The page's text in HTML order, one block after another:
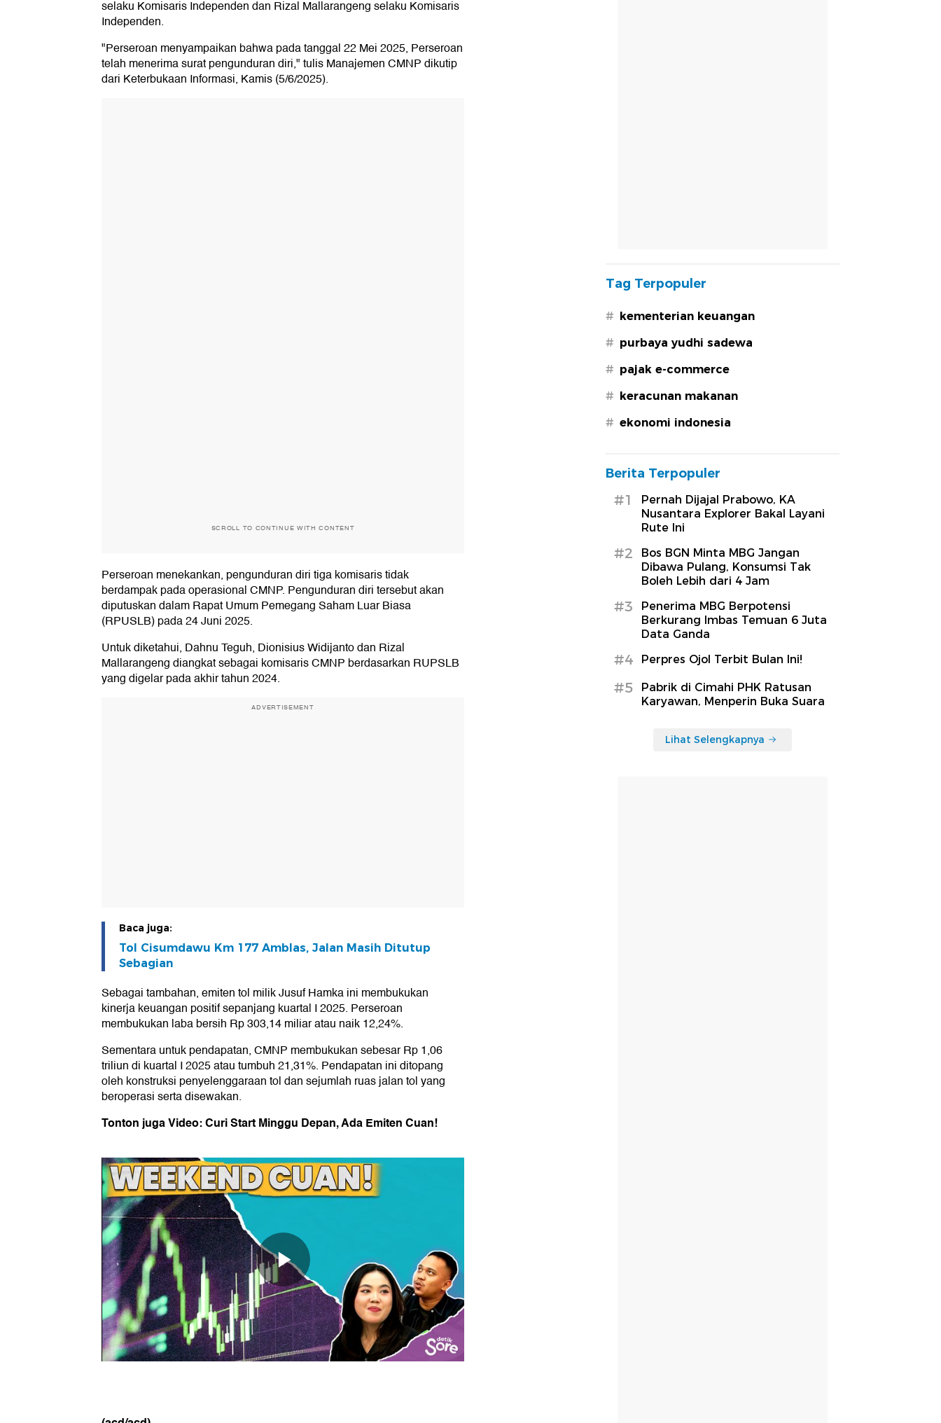
selaku Komisaris Independen dan Rizal Mallarangeng selaku Komisaris
Independen.
"Perseroan menyampaikan bahwa pada tanggal 22 Mei 2025, Perseroan
telah menerima surat pengunduran diri," tulis Manajemen CMNP dikutip
dari Keterbukaan Informasi, Kamis (5/6/2025).
SCROLL TO CONTINUE WITH CONTENT
Perseroan menekankan, pengunduran diri tiga komisaris tidak
berdampak pada operasional CMNP. Pengunduran diri tersebut akan
diputuskan dalam Rapat Umum Pemegang Saham Luar Biasa
(RPUSLB) pada 24 Juni 2025.
Untuk diketahui, Dahnu Teguh, Dionisius Widijanto dan Rizal
Mallarangeng diangkat sebagai komisaris CMNP berdasarkan RUPSLB
yang digelar pada akhir tahun 2024.
ADVERTISEMENT
Baca juga:
Tol Cisumdawu Km 177 Amblas, Jalan Masih Ditutup
Sebagian
Sebagai tambahan, emiten tol milik Jusuf Hamka ini membukukan
kinerja keuangan positif sepanjang kuartal I 2025. Perseroan
membukukan laba bersih Rp 303,14 miliar atau naik 12,24%.
Sementara untuk pendapatan, CMNP membukukan sebesar Rp 1,06
triliun di kuartal I 2025 atau tumbuh 21,31%. Pendapatan ini ditopang
oleh konstruksi penyelenggaraan tol dan sejumlah ruas jalan tol yang
beroperasi serta disewakan.
Tonton juga Video: Curi Start Minggu Depan, Ada Emiten Cuan!
Tag Terpopuler
# kementerian keuangan
# purbaya yudhi sadewa
# pajak e-commerce
# keracunan makanan
# ekonomi indonesia
Berita Terpopuler
#1
Pernah Dijajal Prabowo, KA
Nusantara Explorer Bakal Layani
Rute Ini
#2
Bos BGN Minta MBG Jangan
Dibawa Pulang, Konsumsi Tak
Boleh Lebih dari 4 Jam
#3
Penerima MBG Berpotensi
Berkurang Imbas Temuan 6 Juta
Data Ganda
#4 Perpres Ojol Terbit Bulan Ini!
#5
Pabrik di Cimahi PHK Ratusan
Karyawan, Menperin Buka Suara
Lihat Selengkapnya